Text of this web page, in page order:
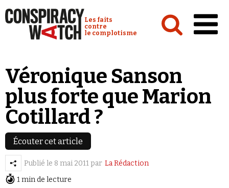
Conspiracy Watch :
Les faits
contre
le complotisme
Analyses
Conspipédia
Vidéos
Émissions
Revues de presse
Véronique Sanson
plus forte que Marion
Cotillard ?
Écouter cet article
Publié le 8 mai 2011 par La Rédaction
1 min de lecture